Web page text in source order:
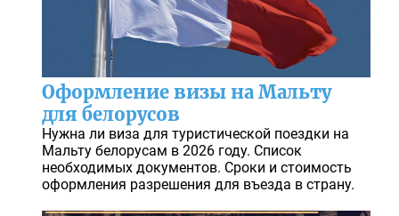
Оформление визы на Мальту
для белорусов
Нужна ли виза для туристической поездки на
Мальту белорусам в 2026 году. Список
необходимых документов. Сроки и стоимость
оформления разрешения для въезда в страну.